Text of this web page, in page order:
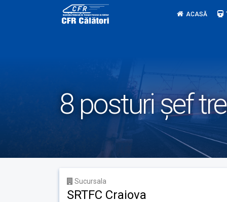
ACASĂ
8 posturi șef
Sucursala
SRTFC Craiova